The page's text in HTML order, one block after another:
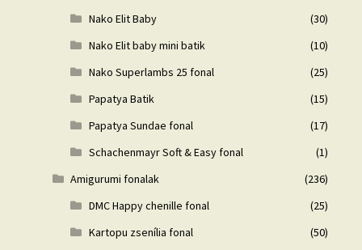
Nako Elit Baby
(30)
Nako Elit baby mini batik
(10)
Nako Superlambs 25 fonal
(25)
Papatya Batik
(15)
Papatya Sundae fonal
(17)
Schachenmayr Soft & Easy fonal
(1)
Amigurumi fonalak
(236)
DMC Happy chenille fonal
(25)
Kartopu zsenília fonal
(50)